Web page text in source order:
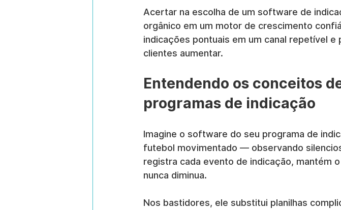
Acertar na escolha de um software de
orgânico em um motor de crescimento
indicações pontuais em um canal repetível
clientes aumentar.
Entendendo os conceitos
programas de indicação
Imagine o software do seu programa de
futebol movimentado — observando
registra cada evento de indicação, mantém
nunca diminua.
Nos bastidores, ele substitui planilhas